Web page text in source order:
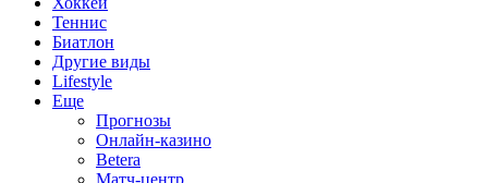
Теннис
Биатлон
Другие виды
Lifestyle
Еще
Прогнозы
Онлайн-казино
Betera
Матч-центр